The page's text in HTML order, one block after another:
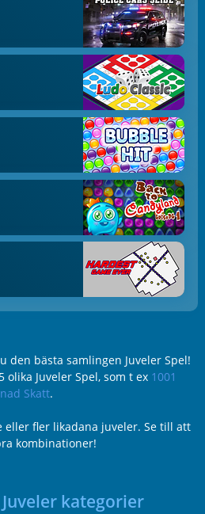
den bästa samlingen Juveler Spel!
Juveler Spel, som t ex 1001
Skatt.
fler likadana juveler. Se till att
kombinationer!
kategorier